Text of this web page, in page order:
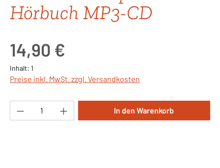
Hörbuch MP3-CD
14,90 €
Inhalt: 1
Preise inkl. MwSt. zzgl. Versandkosten
Produkt Anzahl: Gib den gewünschten
In den Warenkorb